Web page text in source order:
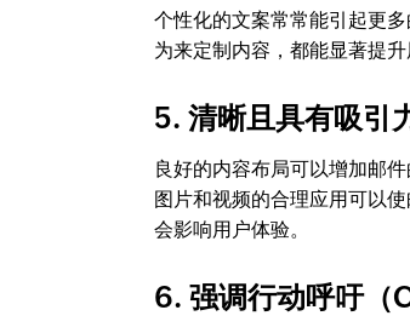
个性化的文案常常能引起更
为来定制内容，都能显著提升
5. 清晰且具有吸引
良好的内容布局可以增加邮
图片和视频的合理应用可以
会影响用户体验。
6. 强调行动呼吁（